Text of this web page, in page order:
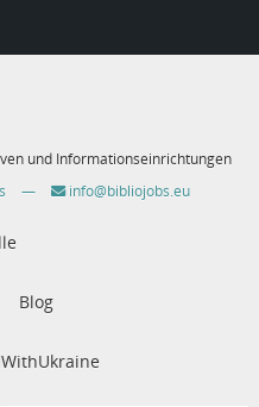
und Informationseinrichtungen
— info@bibliojobs.eu
Blog